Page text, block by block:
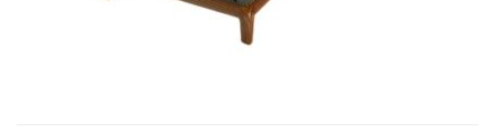
9 434,46